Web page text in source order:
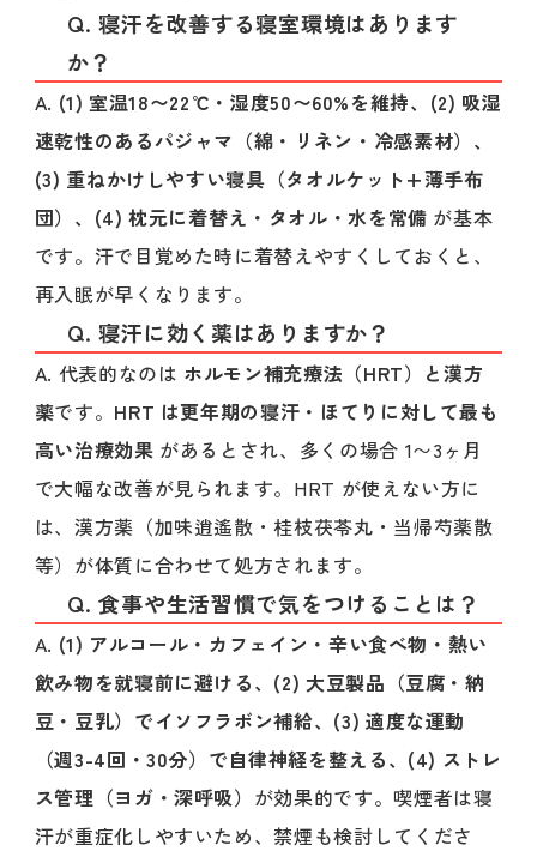
Q. 寝汗を改善する寝室環境はあります
か？
A. (1) 室温18〜22℃・湿度50〜60%を維持、(2) 吸湿
速乾性のあるパジャマ（綿・リネン・冷感素材）、
(3) 重ねかけしやすい寝具（タオルケット+薄手布
団）、(4) 枕元に着替え・タオル・水を常備 が基本
です。汗で目覚めた時に着替えやすくしておくと、
再入眠が早くなります。
Q. 寝汗に効く薬はありますか？
A. 代表的なのは ホルモン補充療法（HRT）と漢方
薬です。 HRT は更年期の寝汗・ほてりに対して最も
高い治療効果 があるとされ、多くの場合 1〜3ヶ月
で大幅な改善が見られます。HRT が使えない方に
は、漢方薬（加味逍遙散・桂枝茯苓丸・当帰芍薬散
等）が体質に合わせて処方されます。
Q. 食事や生活習慣で気をつけることは？
A. (1) アルコール・カフェイン・辛い食べ物・熱い
飲み物を就寝前に避ける、(2) 大豆製品（豆腐・納
豆・豆乳）でイソフラボン補給、(3) 適度な運動
（週3-4回・30分）で自律神経を整える、(4) ストレ
ス管理（ヨガ・深呼吸） が効果的です。喫煙者は寝
汗が重症化しやすいため、禁煙も検討してくださ